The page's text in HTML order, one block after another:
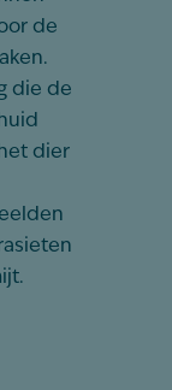
de
die de
dier